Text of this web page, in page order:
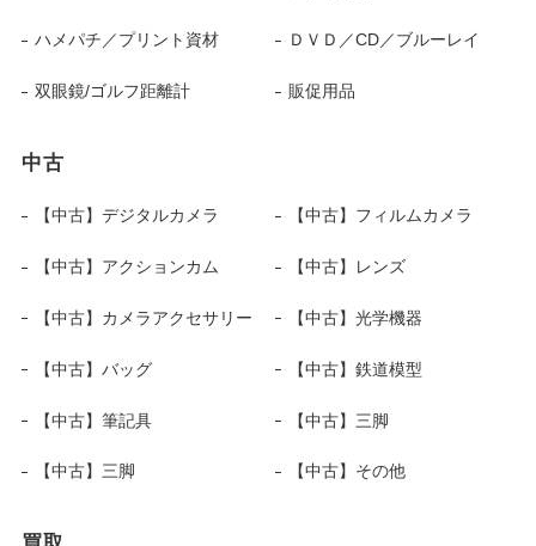
ハメパチ／プリント資材 ＤＶＤ／CD／ブルーレイ
双眼鏡/ゴルフ距離計 販促用品
中古
【中古】デジタルカメラ 【中古】フィルムカメラ
【中古】アクションカム 【中古】レンズ
【中古】カメラアクセサリー 【中古】光学機器
【中古】バッグ 【中古】鉄道模型
【中古】筆記具 【中古】三脚
【中古】三脚 【中古】その他